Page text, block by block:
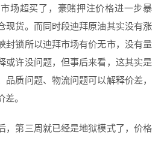
场超买了，豪赌押注价格进一步暴
现货。而同时段迪拜原油其实没有涨
封锁所以迪拜市场有价无市，没有量
或许没问题，但事后来看，这其实是
品质问题、物流问题可以解释价差，
。
，第三周就已经是地狱模式了，价格